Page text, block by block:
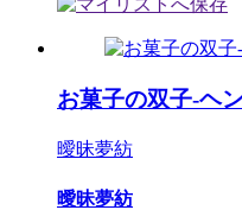
お菓子の双子-ヘ
曖昧夢紡
曖昧夢紡